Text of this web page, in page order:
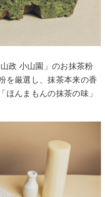
政 小山園」のお抹茶粉
を厳選し、抹茶本来の香
ほんまもんの抹茶の味」